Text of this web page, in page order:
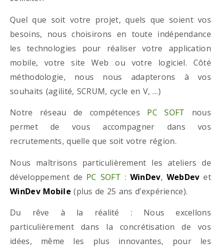
Quel que soit votre projet, quels que soient vos
besoins, nous choisirons en toute indépendance
les technologies pour réaliser votre application
mobile, votre site Web ou votre logiciel. Côté
méthodologie, nous nous adapterons à vos
souhaits (agilité, SCRUM, cycle en V, …)
Notre réseau de compétences PC SOFT nous
permet de vous accompagner dans vos
recrutements, quelle que soit votre région.
Nous maîtrisons particulièrement les ateliers de
développement de PC SOFT : WinDev, WebDev et
WinDev Mobile (plus de 25 ans d’expérience).
Du rêve à la réalité : Nous excellons
particulièrement dans la concrétisation de vos
idées, même les plus innovantes, pour les